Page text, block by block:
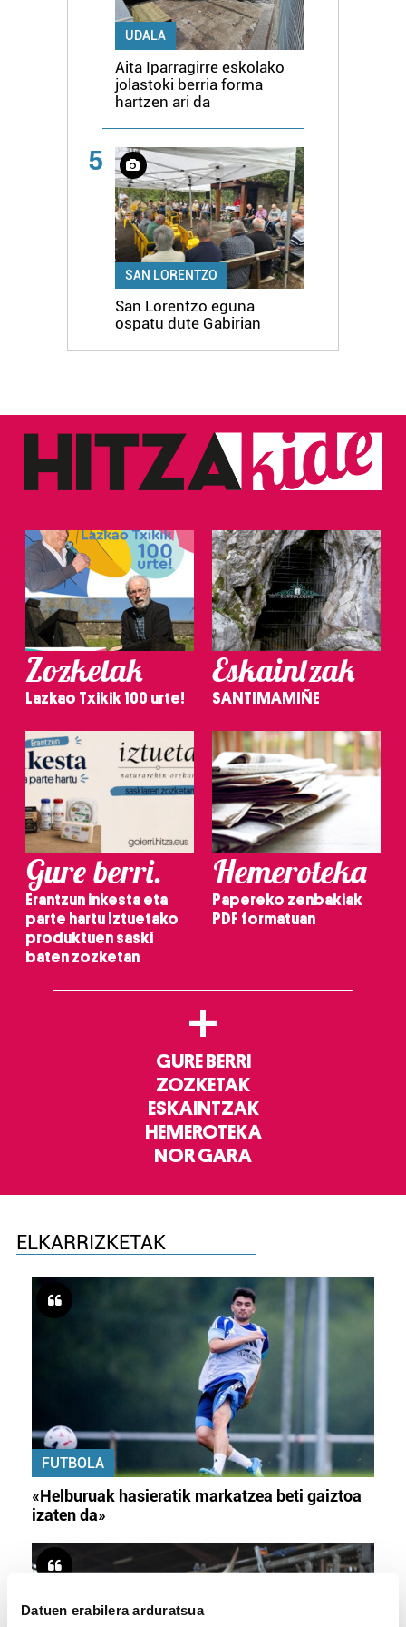
Datuen erabilera arduratsua
UDALA
Aita Iparragirre eskolako
jolastoki berria forma
hartzen ari da
5
SAN LORENTZO
San Lorentzo eguna
ospatu dute Gabirian
Zozketak
Lazkao Txikik 100 urte!
Eskaintzak
SANTIMAMIÑE
Gure berri.
Erantzun inkesta eta
parte hartu Iztuetako
produktuen saski
baten zozketan
Hemeroteka
Papereko zenbakiak
PDF formatuan
+
GURE BERRI
ZOZKETAK
ESKAINTZAK
HEMEROTEKA
NOR GARA
ELKARRIZKETAK
FUTBOLA
«Helburuak hasieratik markatzea beti gaiztoa
izaten da»